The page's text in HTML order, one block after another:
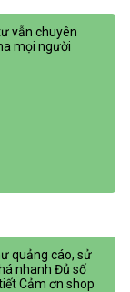
vẫn chuyên
mọi người
quảng cáo, sử
nhanh Đủ số
Cảm ơn shop